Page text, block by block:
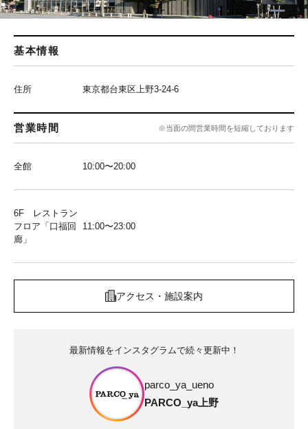
基本情報
住所 東京都台東区上野3-24-6
営業時間 ※当面の間営業時間を短縮しております
全館 10:00〜20:00
6F レストラン
フロア「口福回
廊」
11:00〜23:00
アクセス・施設案内
最新情報をインスタグラムで続々更新中！
parco_ya_ueno
PARCO_ya上野